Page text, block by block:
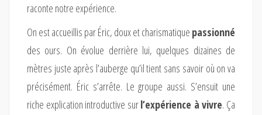
raconte notre expérience.
On est accueillis par Éric, doux et charismatique passionné
des ours. On évolue derrière lui, quelques dizaines de
mètres juste après l’auberge qu’il tient sans savoir où on va
précisément. Éric s’arrête. Le groupe aussi. S’ensuit une
riche explication introductive surl’expérience à vivre. Ça